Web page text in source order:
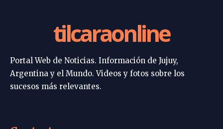
tilcaraonline
Portal Web de Noticias. Información de Jujuy,
Argentina y el Mundo. Videos y fotos sobre los
sucesos más relevantes.